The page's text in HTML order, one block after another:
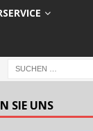
SIE UNS